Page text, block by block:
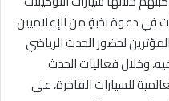
في دعوة نخبةٍ من الإعلاميين
لحضور الحدث الرياضي
وخلال فعاليات الحدث
للسيارات الفاخرة، على